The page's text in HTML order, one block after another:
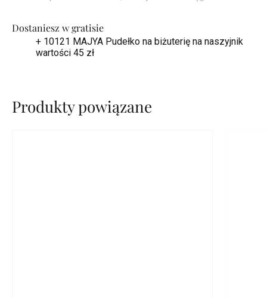
Dostaniesz w gratisie
+ 10121 MAJYA Pudełko na biżuterię na naszyjnik
wartości 45 zł
Produkty powiązane